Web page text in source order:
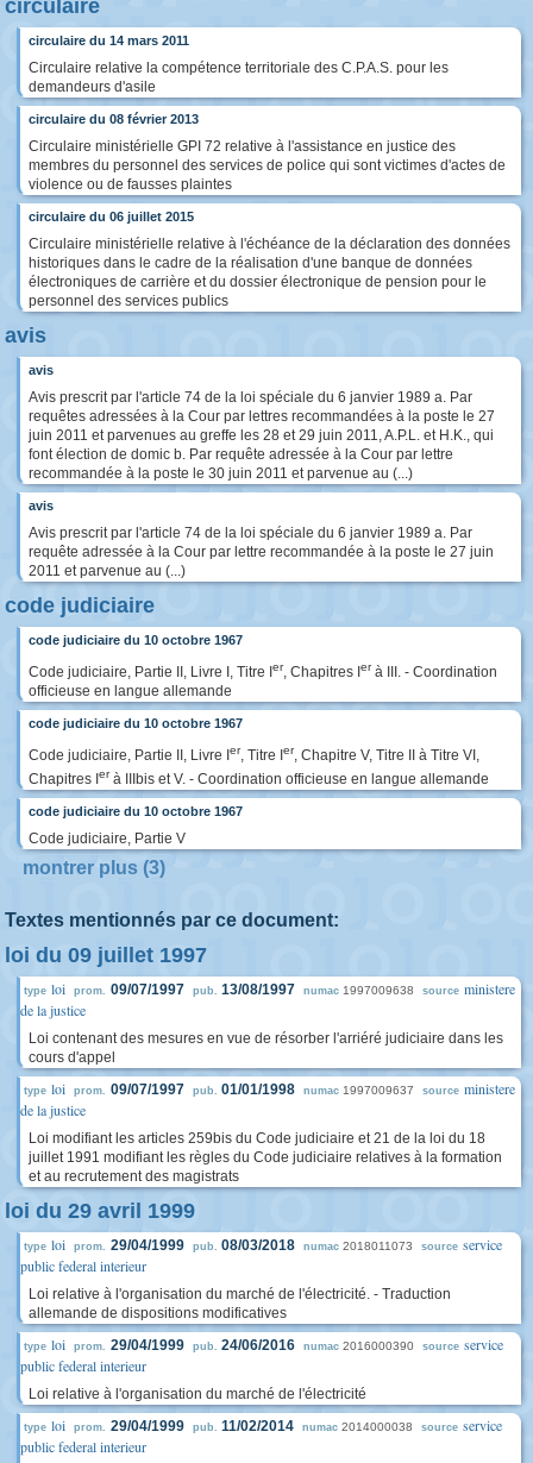
circulaire
circulaire du 14 mars 2011
Circulaire relative la compétence territoriale des C.P.A.S. pour les
demandeurs d'asile
circulaire du 08 février 2013
Circulaire ministérielle GPI 72 relative à l'assistance en justice des
membres du personnel des services de police qui sont victimes d'actes de
violence ou de fausses plaintes
circulaire du 06 juillet 2015
Circulaire ministérielle relative à l'échéance de la déclaration des données
historiques dans le cadre de la réalisation d'une banque de données
électroniques de carrière et du dossier électronique de pension pour le
personnel des services publics
avis
avis
Avis prescrit par l'article 74 de la loi spéciale du 6 janvier 1989 a. Par
requêtes adressées à la Cour par lettres recommandées à la poste le 27
juin 2011 et parvenues au greffe les 28 et 29 juin 2011, A.P.L. et H.K., qui
font élection de domic b. Par requête adressée à la Cour par lettre
recommandée à la poste le 30 juin 2011 et parvenue au (...)
avis
Avis prescrit par l'article 74 de la loi spéciale du 6 janvier 1989 a. Par
requête adressée à la Cour par lettre recommandée à la poste le 27 juin
2011 et parvenue au (...)
code judiciaire
code judiciaire du 10 octobre 1967
Code judiciaire, Partie II, Livre I, Titre Ier, Chapitres Ierà III. - Coordination
officieuse en langue allemande
code judiciaire du 10 octobre 1967
Code judiciaire, Partie II, Livre Ier, Titre Ier, Chapitre V, Titre II à Titre VI,
Chapitres Ierà IIIbis et V. - Coordination officieuse en langue allemande
code judiciaire du 10 octobre 1967
Code judiciaire, Partie V
montrer plus (3)
Textes mentionnés par ce document:
loi du 09 juillet 1997
type loi prom. 09/07/1997 pub. 13/08/1997 numac 1997009638 source ministere
de la justice
Loi contenant des mesures en vue de résorber l'arriéré judiciaire dans les
cours d'appel
type loi prom. 09/07/1997 pub. 01/01/1998 numac 1997009637 source ministere
de la justice
Loi modifiant les articles 259bis du Code judiciaire et 21 de la loi du 18
juillet 1991 modifiant les règles du Code judiciaire relatives à la formation
et au recrutement des magistrats
loi du 29 avril 1999
type loi prom. 29/04/1999 pub. 08/03/2018 numac 2018011073 source service
public federal interieur
Loi relative à l'organisation du marché de l'électricité. - Traduction
allemande de dispositions modificatives
type loi prom. 29/04/1999 pub. 24/06/2016 numac 2016000390 source service
public federal interieur
Loi relative à l'organisation du marché de l'électricité
type loi prom. 29/04/1999 pub. 11/02/2014 numac 2014000038 source service
public federal interieur